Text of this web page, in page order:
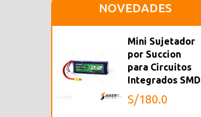
NOVEDADES
Mini Sujetador
por Succion
para Circuitos
Integrados SMD
S/180.0